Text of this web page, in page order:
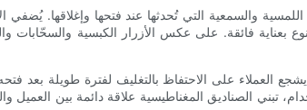
والسمعية التي تُحدثها عند فتحها وإغلاقها.
بعناية فائقة. على عكس الأزرار الكبسية
يشجع العملاء على الاحتفاظ بالتغليف لفترة طويلة
تبني الصناديق المغناطيسية علاقة دائمة بين العميل